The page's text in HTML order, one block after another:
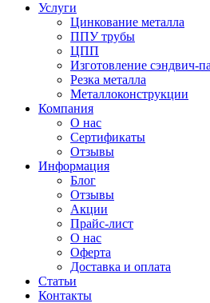
Услуги
Цинкование металла
ППУ трубы
ЦПП
Изготовление сэндвич-
Резка металла
Металлоконструкции
Компания
О нас
Сертификаты
Отзывы
Информация
Блог
Отзывы
Акции
Прайс-лист
О нас
Оферта
Доставка и оплата
Статьи
Контакты